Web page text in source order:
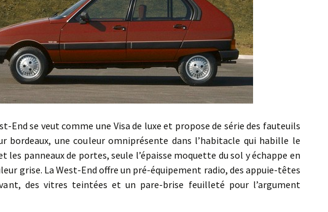
se veut comme une Visa de luxe et propose de série des fauteuils
bordeaux, une couleur omniprésente dans l’habitacle qui habille le
les panneaux de portes, seule l’épaisse moquette du sol y échappe en
grise. La West-End offre un pré-équipement radio, des appuie-têtes
des vitres teintées et un pare-brise feuilleté pour l’argument